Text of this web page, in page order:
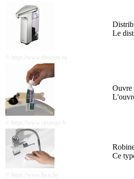
© https://www.identites.eu
Le
© https://www.systergo.fr
Ouvre
© https://www.facq.be
Ce